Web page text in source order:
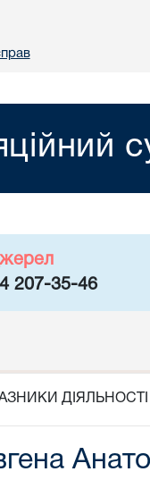
207-35-46
ДІЯЛЬНОСТІ